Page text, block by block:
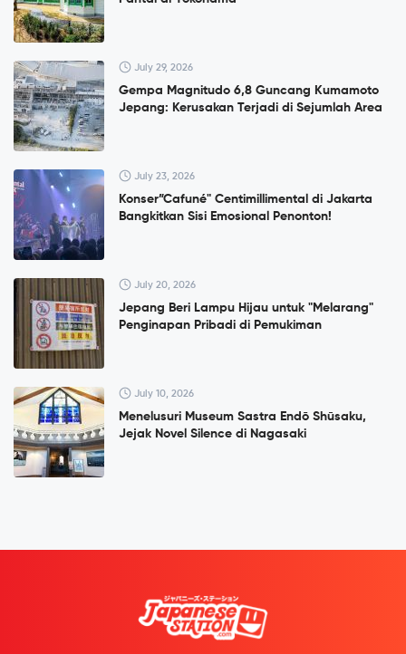
July 29, 2026
Gempa Magnitudo 6,8 Guncang Kumamoto
Jepang: Kerusakan Terjadi di Sejumlah Area
July 23, 2026
Konser”Cafuné" Centimillimental di Jakarta
Bangkitkan Sisi Emosional Penonton!
July 20, 2026
Jepang Beri Lampu Hijau untuk "Melarang"
Penginapan Pribadi di Pemukiman
July 10, 2026
Menelusuri Museum Sastra Endō Shūsaku,
Jejak Novel Silence di Nagasaki